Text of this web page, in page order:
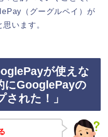
（グーグルペイ）が
います。
が使えな
にGooglePayの
れた！」